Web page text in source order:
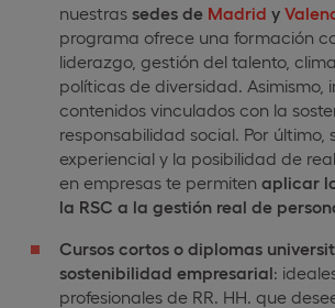
nuestras sedes de Madrid y
programa ofrece una formación
liderazgo, gestión del talento,
políticas de diversidad. Asimismo,
contenidos vinculados con la
responsabilidad social. Por último,
experiencial y la posibilidad de
en empresas te permiten aplicar
la RSC a la gestión real de
Cursos cortos o diplomas
sostenibilidad empresarial:
profesionales de RR. HH. que